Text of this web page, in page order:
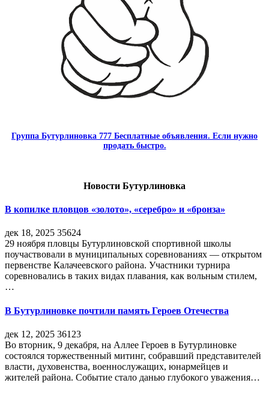
Группа Бутурлиновка 777 Бесплатные объявления. Если нужно
продать быстро.
Новости Бутурлиновка
В копилке пловцов «золото», «серебро» и «бронза»
дек 18, 2025 35624
29 ноября пловцы Бутурлиновской спортивной школы
поучаствовали в муниципальных соревнованиях — открытом
первенстве Калачеевского района. Участники турнира
соревновались в таких видах плавания, как вольным стилем,
…
В Бутурлиновке почтили память Героев Отечества
дек 12, 2025 36123
Во вторник, 9 декабря, на Аллее Героев в Бутурлиновке
состоялся торжественный митинг, собравший представителей
власти, духовенства, военнослужащих, юнармейцев и
жителей района. Событие стало данью глубокого уважения…